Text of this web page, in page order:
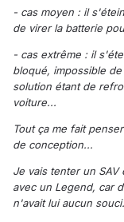
- cas moyen : il
de virer la batterie
- cas extrême : il
bloqué, impossible
solution étant de
voiture...
Tout ça me fait
de conception...
Je vais tenter un
avec un Legend, car
n'avait lui aucun souci.